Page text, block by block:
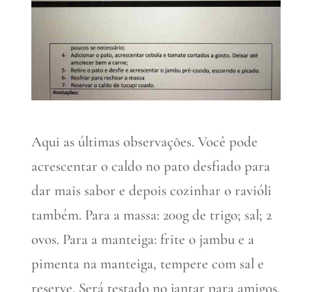
Aqui as últimas observações. Você pode
acrescentar o caldo no pato desfiado para
dar mais sabor e depois cozinhar o ravióli
também. Para a massa: 200g de trigo; sal; 2
ovos. Para a manteiga: frite o jambu e a
pimenta na manteiga, tempere com sal e
reserve. Será testado no jantar para amigos,